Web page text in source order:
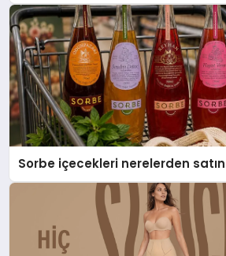
Sorbe içecekleri nerelerden satın